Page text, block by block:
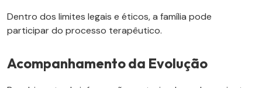
Dentro dos limites legais e éticos, a família pode
participar do processo terapêutico.
Acompanhamento da Evolução